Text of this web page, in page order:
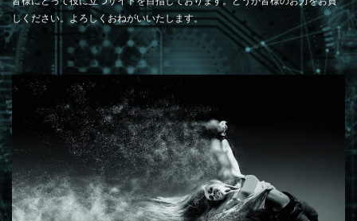
しください。よろしくおねがいいたします。